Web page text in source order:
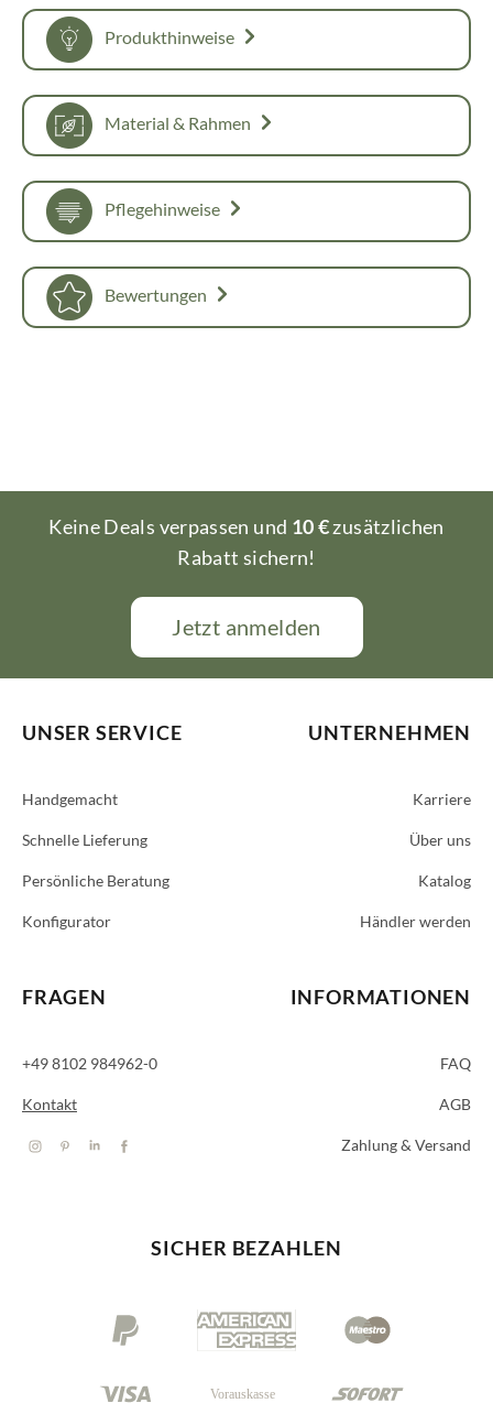
Produkthinweise
Material & Rahmen
Pflegehinweise
Bewertungen
Keine Deals verpassen und 10 €zusätzlichen
Rabatt sichern!
Jetzt anmelden
UNSER SERVICE
Handgemacht
Schnelle Lieferung
Persönliche Beratung
Konfigurator
FRAGEN
+49 8102 984962-0
Kontakt
UNTERNEHMEN
Karriere
Über uns
Katalog
Händler werden
INFORMATIONEN
FAQ
AGB
Zahlung & Versand
SICHER BEZAHLEN